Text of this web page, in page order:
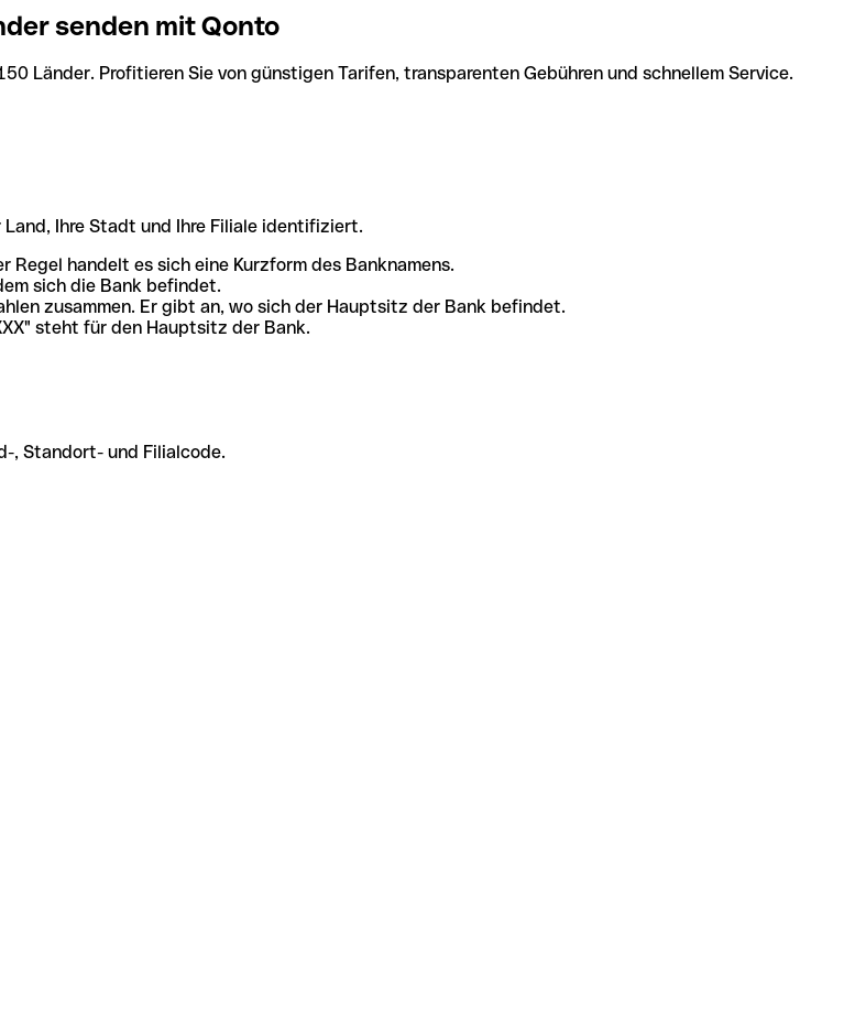
senden mit Qonto
Länder. Profitieren Sie von günstigen Tarifen, transparenten Gebühren und schnellem Service.
Ihre Stadt und Ihre Filiale identifiziert.
handelt es sich eine Kurzform des Banknamens.
sich die Bank befindet.
zusammen. Er gibt an, wo sich der Hauptsitz der Bank befindet.
steht für den Hauptsitz der Bank.
, Standort- und Filialcode.